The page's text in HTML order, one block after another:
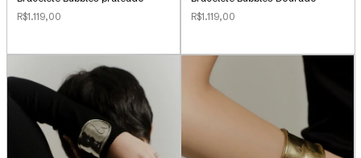
R$1.119,00
R$1.119,00